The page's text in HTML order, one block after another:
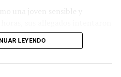
sismo y la poca
explican por qué el terremoto
el lunes, cuando perdieron
una búsqueda que terminó
LEYENDO